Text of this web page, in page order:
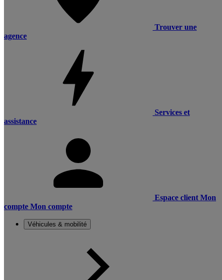
Trouver une
agence
Services et
assistance
Espace client Mon
compte Mon compte
Véhicules & mobilité